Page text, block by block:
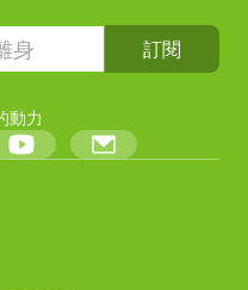
訂閱
動力